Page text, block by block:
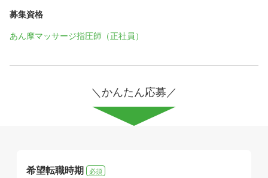
募集資格
あん摩マッサージ指圧師（正社員）
＼かんたん応募／
希望転職時期 必須